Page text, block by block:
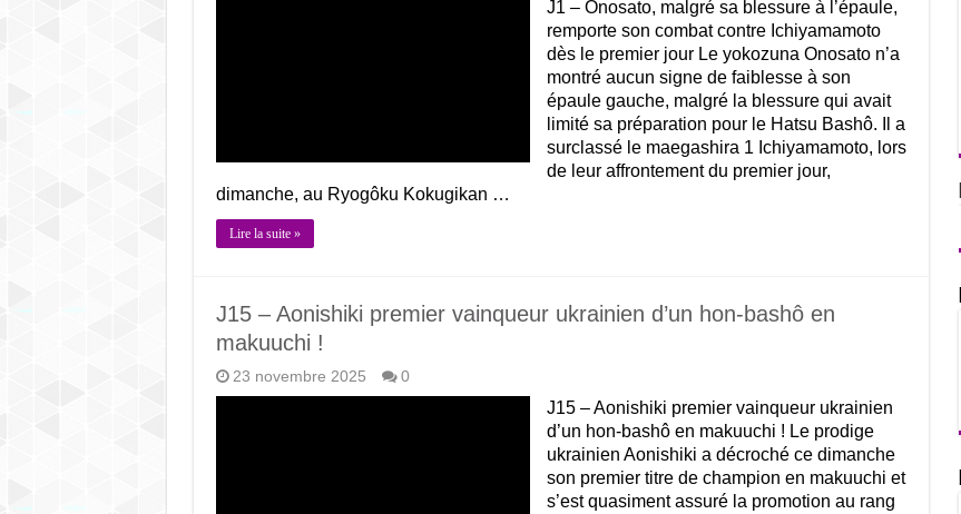
J1 – Onosato, malgré sa blessure à l’épaule,
remporte son combat contre Ichiyamamoto
dès le premier jour Le yokozuna Onosato n’a
montré aucun signe de faiblesse à son
épaule gauche, malgré la blessure qui avait
limité sa préparation pour le Hatsu Bashô. Il a
surclassé le maegashira 1 Ichiyamamoto, lors
de leur affrontement du premier jour,
dimanche, au Ryogôku Kokugikan …
Lire la suite »
J15 – Aonishiki premier vainqueur ukrainien d’un hon-bashô en
makuuchi !
23 novembre 2025 0
J15 – Aonishiki premier vainqueur ukrainien
d’un hon-bashô en makuuchi ! Le prodige
ukrainien Aonishiki a décroché ce dimanche
son premier titre de champion en makuuchi et
s’est quasiment assuré la promotion au rang